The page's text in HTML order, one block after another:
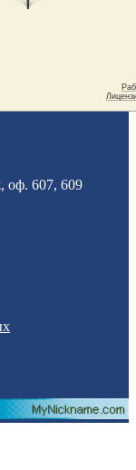
оф. 607, 609